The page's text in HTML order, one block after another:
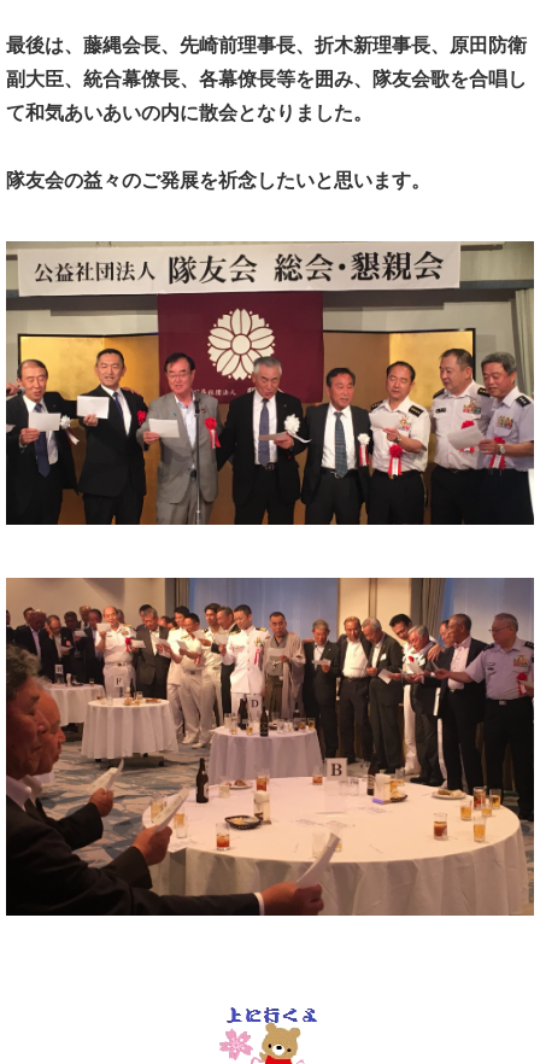
最後は、 藤縄会長、先崎前理事長、折木新理事長、
原田防衛
副大臣、統合幕僚長、各幕僚長等を囲み、
隊友会歌を合唱し
て和気あいあいの内に散会となりました。
隊友会の益々のご発展を祈念したいと思います。